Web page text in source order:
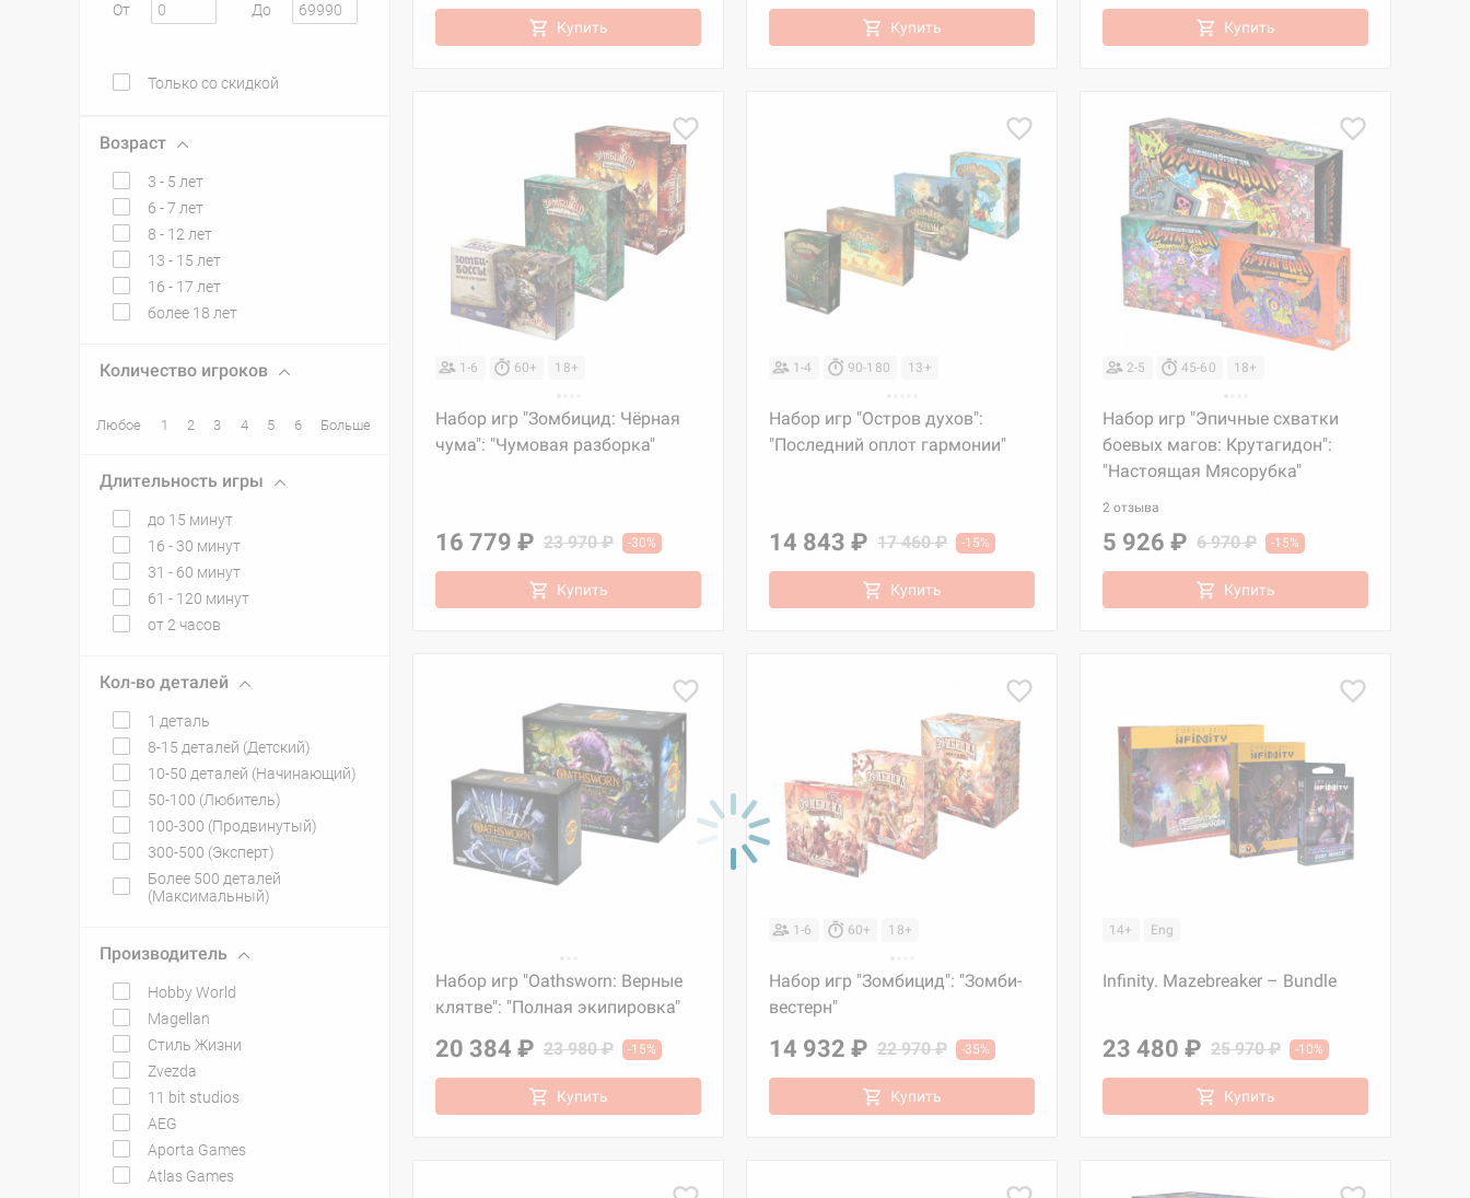
От До
Только со скидкой
Возраст
3 - 5 лет
6 - 7 лет
8 - 12 лет
13 - 15 лет
16 - 17 лет
более 18 лет
Количество игроков
Любое 1 2 3 4 5 6 Больше
Длительность игры
до 15 минут
16 - 30 минут
31 - 60 минут
61 - 120 минут
от 2 часов
Кол-во деталей
1 деталь
8-15 деталей (Детский)
10-50 деталей (Начинающий)
50-100 (Любитель)
100-300 (Продвинутый)
300-500 (Эксперт)
Более 500 деталей
(Максимальный)
Производитель
Hobby World
Magellan
Стиль Жизни
Zvezda
11 bit studios
AEG
Aporta Games
Atlas Games
Купить Купить Купить
1-6 60+ 18+
Набор игр "Зомбицид: Чёрная
чума": "Чумовая разборка"
16 779 ₽ 23 970 ₽ -30%
Купить
1-4 90-180 13+
Набор игр "Остров духов":
"Последний оплот гармонии"
14 843 ₽ 17 460 ₽ -15%
Купить
2-5 45-60 18+
Набор игр "Эпичные схватки
боевых магов: Крутагидон":
"Настоящая Мясорубка"
2 отзыва
5 926 ₽ 6 970 ₽ -15%
Купить
Набор игр "Oathsworn: Верные
клятве": "Полная экипировка"
20 384 ₽ 23 980 ₽ -15%
Купить
1-6 60+ 18+
Набор игр "Зомбицид": "Зомби-
вестерн"
14 932 ₽ 22 970 ₽ -35%
Купить
14+ Eng
Infinity. Mazebreaker – Bundle
23 480 ₽ 25 970 ₽ -10%
Купить